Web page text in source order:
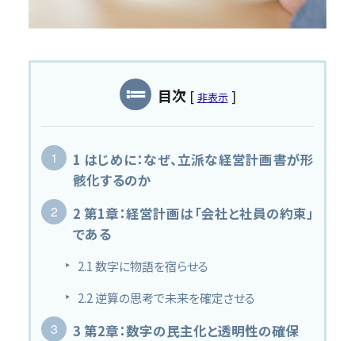
私たちについて
黒字化と発展のために
スタッフ紹介
コンテンツ
新着情報
税務情報コラム
採用情報
目次 [ 非表示 ]
1 はじめに：なぜ、立派な経営計画書が形
骸化するのか
2 第1章：経営計画は「会社と社員の約束」
である
2.1数字に物語を宿らせる
2.2逆算の思考で未来を確定させる
3 第2章：数字の民主化と透明性の確保